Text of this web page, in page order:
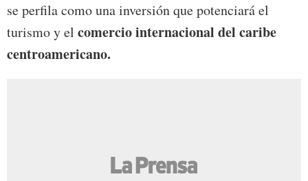
se perfila como una inversión que potenciará el
turismo y el comercio internacional del caribe
centroamericano.